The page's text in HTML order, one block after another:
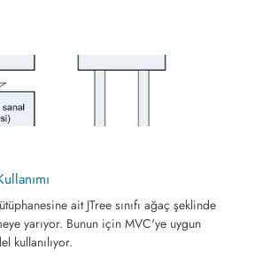
ait JTree sınıfı ağaç şeklinde
yarıyor. Bunun için MVC'ye uygun
kullanılıyor.